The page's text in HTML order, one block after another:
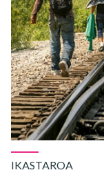
IKASTAROA